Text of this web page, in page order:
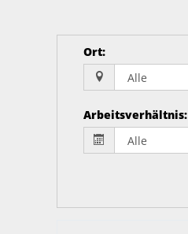
Ort:
Arbeitsverhältnis: